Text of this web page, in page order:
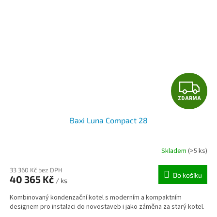
Z
D
R
M
A
ZDARMA
Baxi Luna Compact 28
Skladem (>5 ks)
33 360 Kč bez DPH
40 365 Kč / ks
Do košíku
Kombinovaný kondenzační kotel s moderním a kompaktním
designem pro instalaci do novostaveb i jako záměna za starý kotel.